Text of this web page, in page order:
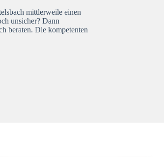
mittlerweile einen
unsicher? Dann
beraten. Die kompetenten